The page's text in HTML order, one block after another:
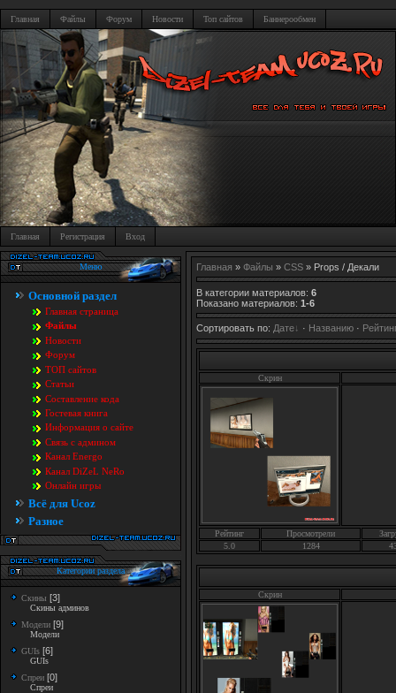
Главная Файлы Форум Новости Топ сайтов Баннерообмен
Главная Регистрация Вход
Меню
Основной раздел
Главная страница
Файлы
Новости
Форум
TOП сайтов
Статьи
Составление кода
Гостевая книга
Информация о сайте
Связь с админом
Канал Energo
Канал DiZeL NeRo
Онлайн игры
Всё для Ucoz
Разное
Категории раздела
Скины [3]
Скины админов
Модели [9]
Модели
GUIs [6]
GUIs
Спреи [0]
Спреи
Главная » Файлы » CSS » Props / Декали
В категории материалов: 6
Показано материалов: 1-6
Сортировать по: Дате · Названию ·
Скрин
Рейтинг Просмотрели
5.0
1284
Скрин